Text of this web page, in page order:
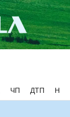
ЧП ДТП